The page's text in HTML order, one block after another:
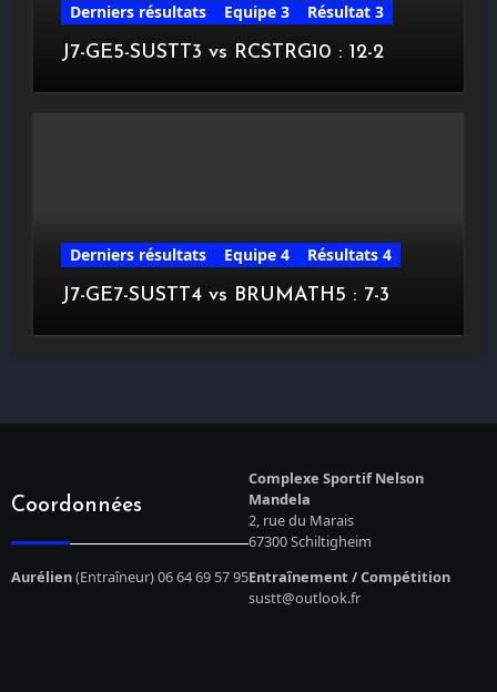
Derniers résultats Equipe 3
Résultat 3
J7-GE5-SUSTT3 vs RCSTRG10 : 12-2
Derniers résultats Equipe 4
Résultats 4
J7-GE7-SUSTT4 vs BRUMATH5 : 7-3
Coordonnées
Complexe Sportif Nelson
Mandela
2, rue du Marais
67300 Schiltigheim
Aurélien(Entraîneur) 06 64 69 57 95Entraînement / Compétition
sustt@outlook.fr